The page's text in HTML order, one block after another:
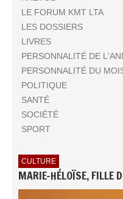
LE FORUM KMT LTA
LES DOSSIERS
LIVRES
PERSONNALITÉ DE
PERSONNALITÉ DU
POLITIQUE
SANTÉ
SOCIÉTÉ
SPORT
CULTURE
MARIE-HÉLOÏSE, FILLE